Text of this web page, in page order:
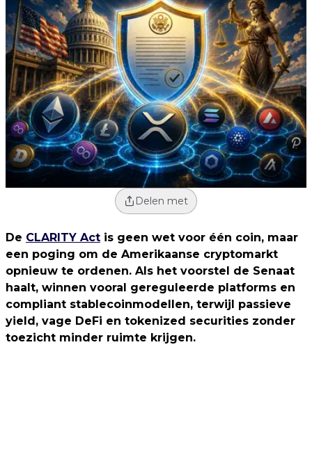
Delen met
De CLARITY Act is geen wet voor één coin, maar
een poging om de Amerikaanse cryptomarkt
opnieuw te ordenen. Als het voorstel de Senaat
haalt, winnen vooral gereguleerde platforms en
compliant stablecoinmodellen, terwijl passieve
yield, vage DeFi en tokenized securities zonder
toezicht minder ruimte krijgen.